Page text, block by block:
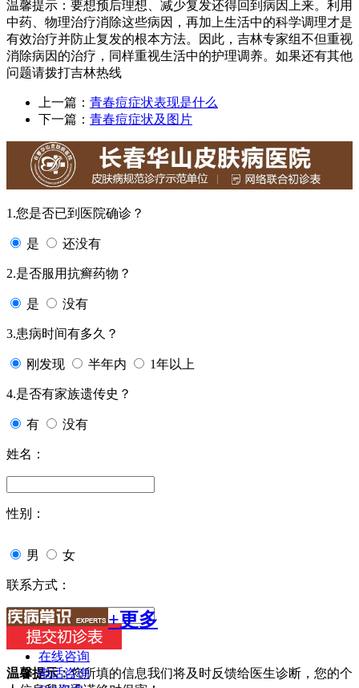
温馨提示：要想预后理想、减少复发还得回到病因上来。利用
中药、物理治疗消除这些病因，再加上生活中的科学调理才是
有效治疗并防止复发的根本方法。因此，吉林专家组不但重视
消除病因的治疗，同样重视生活中的护理调养。如果还有其他
问题请拨打吉林热线
上一篇： 青春痘症状表现是什么
下一篇： 青春痘症状及图片
1.您是否已到医院确诊？
是 还没有
2.是否服用抗癣药物？
是 没有
3.患病时间有多久？
刚发现 半年内 1年以上
4.是否有家族遗传史？
有 没有
姓名：
性别：
男 女
联系方式：
温馨提示：您所填的信息我们将及时反馈给医生诊断，您的个
+更多
在线咨询
电话咨询